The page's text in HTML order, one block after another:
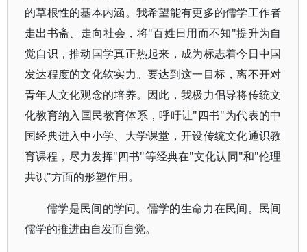
的草根性的基本内涵。我希望能有更多的儒学工作者
走出书斋、走向社会，将"百姓日用而不知"提升为自
觉自识，推动国学真正热起来，成为标志着今日中国
发达程度的文化软实力。要达到这一目标，离不开对
青年人文化观念的培养。因此，我极力倡导将传统文
化教育纳入国民教育体系，呼吁让"四书"为代表的中
国经典进入中小学、大学课堂，开设传统文化通识教
育课程，尽力发挥"四书"等经典在"文化认同"和"伦理
共识"方面的形塑作用。
儒学是民间的学问。儒学的生命力在民间。民间
儒学的推进由自发而自觉。